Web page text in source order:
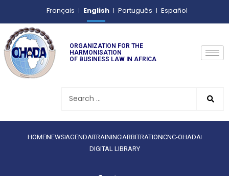
Français English Português Español
ORGANIZATION FOR THE
HARMONISATION
OF BUSINESS LAW IN AFRICA
HOMENEWS AGENDATRAINING ARBITRATIONCNC-OHADA
DIGITAL LIBRARY